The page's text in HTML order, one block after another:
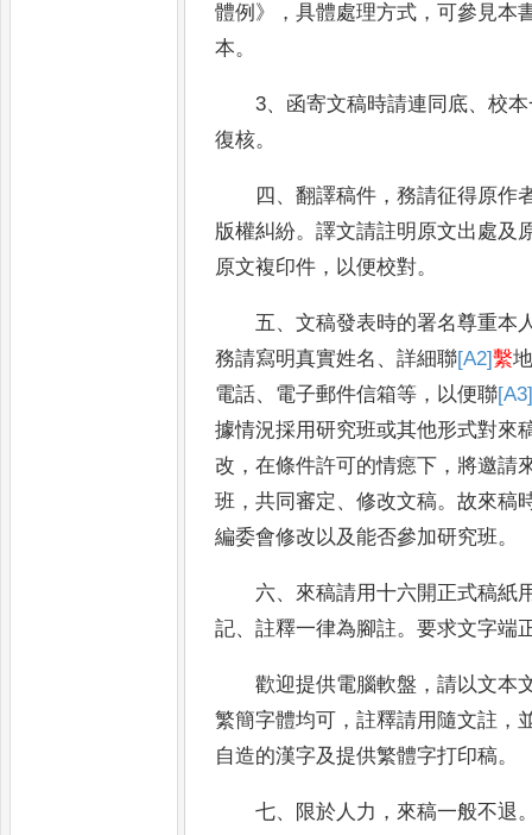
體例 》，具體處理方式 ，可參見本
本。
3、 函寄文稿時請連同底、校
復核。
四 、翻譯稿件 ，務請征得原作
版權糾紛。譯文請註明原文出處及
原文複印件 ， 以便校對。
五、文稿發表時的署名尊重本
務請寫明真實姓名 、詳細聯[A2]繫
電話、 電子郵件信箱等 ， 以便聯
據情況採用研究班或其他形式對來
改 ，在條件許可的情癋下 ， 將邀請
班 ，共同審定 、修改文稿。故來稿
編委會修改以及能否參加研究班。
六、 來稿請用十六開正式稿紙
記、註釋一律為腳註。要求文字端
歡迎提供電腦軟盤 ，請以文本
繁簡字體均可 ，註釋請用隨文註 ，
自造的漢字及提供繁體字打印稿。
七、 限於人力 ， 來稿一般不退